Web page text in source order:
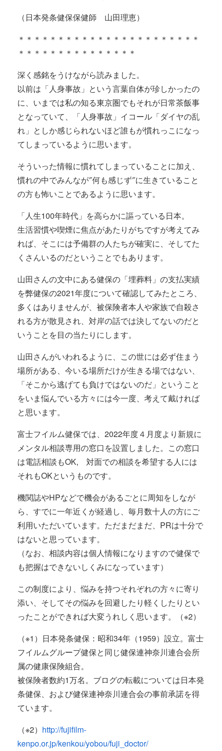
（日本発条健保保健師 山田理恵）
＊＊＊＊＊＊＊＊＊＊＊＊＊＊＊＊＊＊＊＊＊＊＊
＊＊＊＊＊＊＊＊＊＊＊＊＊＊＊
深く感銘をうけながら読みました。
以前は「人身事故」という言葉自体が珍しかったの
に、いまでは私の知る東京圏でもそれが日常茶飯事
となっていて、「人身事故」イコール「ダイヤの乱
れ」としか感じられないほど誰もが慣れっこになっ
てしまっているように思います。
そういった情報に慣れてしまっていることに加え、
慣れの中でみんなが″何も感じず″に生きていること
の方も怖いことであるように思います。
「人生100年時代」を高らかに謳っている日本。
生活習慣や喫煙に焦点があたりがちですが考えてみ
れば、そこには予備群の人たちが確実に、そしてた
くさんいるのだということでもあります。
山田さんの文中にある健保の「埋葬料」の支払実績
を弊健保の2021年度について確認してみたところ、
多くはありませんが、被保険者本人や家族で自殺さ
れる方が散見され、対岸の話では決してないのだと
いうことを目の当たりにします。
山田さんがいわれるように、この世には必ず住まう
場所がある、今いる場所だけが生きる場ではない、
「そこから逃げても負けではないのだ」ということ
をいま悩んでいる方々には今一度、考えて戴ければ
と思います。
富士フイルム健保では、2022年度４月度より新規に
メンタル相談専用の窓口を設置しました。この窓口
は電話相談もOK, 対面での相談を希望する人には
それもOKというものです。
機関誌やHPなどで機会があるごとに周知をしなが
ら、すでに一年近くが経過し、毎月数十人の方にご
利用いただいています。ただまだまだ、PRは十分で
はないと思っています。
（なお、相談内容は個人情報になりますので健保で
も把握はできないしくみになっています）
この制度により、悩みを持つそれぞれの方々に寄り
添い、そしてその悩みを回避したり軽くしたりとい
ったことができれば大変うれしく思います。（※2）
（※1）日本発条健保：昭和34年（1959）設立。富士
フイルムグループ健保と同じ健保連神奈川連合会所
属の健康保険組合。
被保険者数約1万名。ブログの転載については日本発
条健保、および健保連神奈川連合会の事前承諾を得
ています。
（※2） http://fujifilm-
kenpo.or.jp/kenkou/yobou/fuji_doctor/